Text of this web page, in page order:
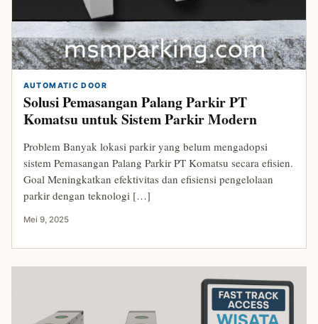
AUTOMATIC DOOR
Solusi Pemasangan Palang Parkir PT
Komatsu untuk Sistem Parkir Modern
Problem Banyak lokasi parkir yang belum mengadopsi
sistem Pemasangan Palang Parkir PT Komatsu secara efisien.
Goal Meningkatkan efektivitas dan efisiensi pengelolaan
parkir dengan teknologi […]
Mei 9, 2025